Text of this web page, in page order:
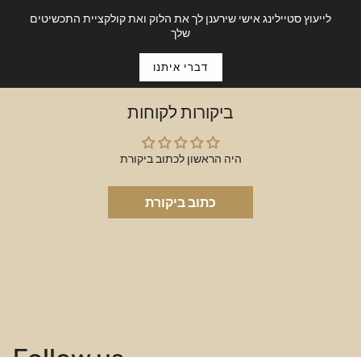
לייעוץ סטיילינג אישי שירענן לך את הלוק ואת קולקציית התכשיטים
שלך
דברי איתנו
ביקורות לקוחות
היה הראשון לכתוב ביקורת
כתוב ביקורת